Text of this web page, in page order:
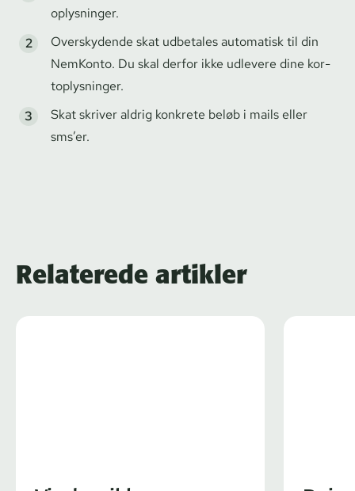
op­lys­nin­ger.
Overskydende skat udbetales automatisk til din
NemKonto. Du skal derfor ikke udlevere dine kor­
top­lys­nin­ger.
Skat skriver aldrig konkrete beløb i mails eller
sms’er.
Relaterede artikler